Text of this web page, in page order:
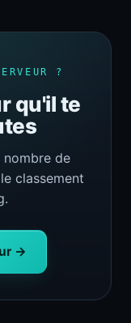
?
qu'il te
nombre de
classement
→